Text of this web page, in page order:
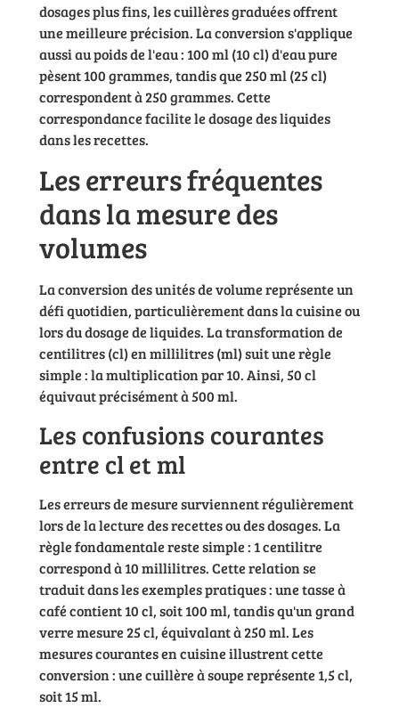
dosages plus fins, les cuillères graduées offrent
une meilleure précision. La conversion s'applique
aussi au poids de l'eau : 100 ml (10 cl) d'eau pure
pèsent 100 grammes, tandis que 250 ml (25 cl)
correspondent à 250 grammes. Cette
correspondance facilite le dosage des liquides
dans les recettes.
Les erreurs fréquentes
dans la mesure des
volumes
La conversion des unités de volume représente un
défi quotidien, particulièrement dans la cuisine ou
lors du dosage de liquides. La transformation de
centilitres (cl) en millilitres (ml) suit une règle
simple : la multiplication par 10. Ainsi, 50 cl
équivaut précisément à 500 ml.
Les confusions courantes
entre cl et ml
Les erreurs de mesure surviennent régulièrement
lors de la lecture des recettes ou des dosages. La
règle fondamentale reste simple : 1 centilitre
correspond à 10 millilitres. Cette relation se
traduit dans les exemples pratiques : une tasse à
café contient 10 cl, soit 100 ml, tandis qu'un grand
verre mesure 25 cl, équivalant à 250 ml. Les
mesures courantes en cuisine illustrent cette
conversion : une cuillère à soupe représente 1,5 cl,
soit 15 ml.